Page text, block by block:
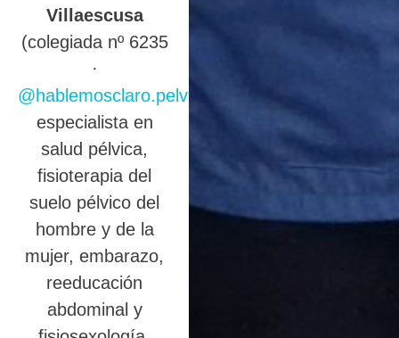
Villaescusa
(colegiada nº 6235
·
@hablemosclaro.pelvic
),
especialista en
salud pélvica,
fisioterapia del
suelo pélvico del
hombre y de la
mujer, embarazo,
reeducación
abdominal y